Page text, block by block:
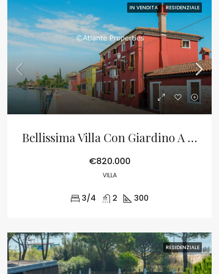
IN VENDITA RESIDENZIALE
Bellissima Villa Con Giardino A Mazzorbo
€820.000
VILLA
3/4 2 300
RESIDENZIALE